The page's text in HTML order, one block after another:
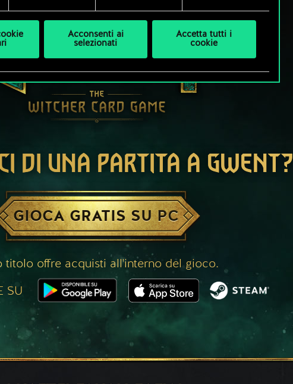
Acconsenti ai
selezionati
Accetta tutti i
cookie
DI UNA PARTITA A GWENT?
GIOCA GRATIS SU PC
titolo offre acquisti all'interno del gioco.
SU